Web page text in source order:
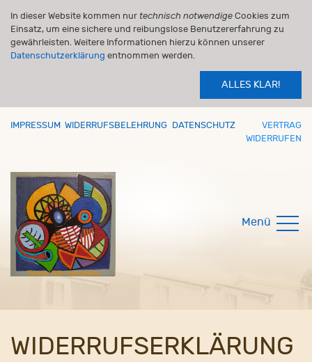
In dieser Website kommen nur technisch notwendige Cookies zum
Einsatz, um eine sichere und reibungslose Benutzererfahrung zu
gewährleisten. Weitere Informationen hierzu können unserer
Datenschutzerklärung entnommen werden.
ALLES KLAR!
IMPRESSUM WIDERRUFSBELEHRUNG DATENSCHUTZ
VERTRAG
WIDERRUFEN
Menü
WIDERRUFSERKLÄRUNG